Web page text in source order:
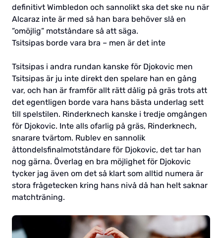
definitivt Wimbledon och sannolikt ska det ske nu när
Alcaraz inte är med så han bara behöver slå en
”omöjlig” motståndare så att säga.
Tsitsipas borde vara bra – men är det inte
Tsitsipas i andra rundan kanske för Djokovic men
Tsitsipas är ju inte direkt den spelare han en gång
var, och han är framför allt rätt dålig på gräs trots att
det egentligen borde vara hans bästa underlag sett
till spelstilen. Rinderknech kanske i tredje omgången
för Djokovic. Inte alls ofarlig på gräs, Rinderknech,
snarare tvärtom. Rublev en sannolik
åttondelsfinalmotståndare för Djokovic, det tar han
nog gärna. Överlag en bra möjlighet för Djokovic
tycker jag även om det så klart som alltid numera är
stora frågetecken kring hans nivå då han helt saknar
matchträning.